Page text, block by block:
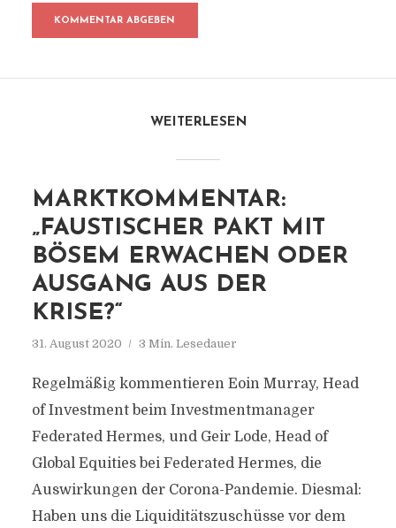
WEITERLESEN
MARKTKOMMENTAR:
„FAUSTISCHER PAKT MIT
BÖSEM ERWACHEN ODER
AUSGANG AUS DER
KRISE?“
31. August 2020 3 Min. Lesedauer
Regelmäßig kommentieren Eoin Murray, Head
of Investment beim Investmentmanager
Federated Hermes, und Geir Lode, Head of
Global Equities bei Federated Hermes, die
Auswirkungen der Corona-Pandemie. Diesmal:
Haben uns die Liquiditätszuschüsse vor dem